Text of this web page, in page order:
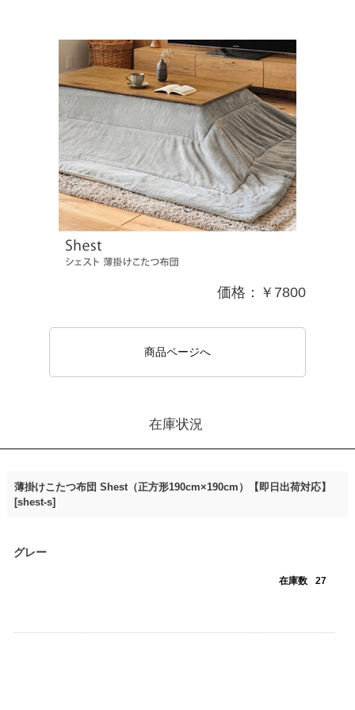
価格：￥7800
商品ページへ
在庫状況
薄掛けこたつ布団 Shest（正方形190cm×190cm）【即日出荷対応】
[shest-s]
グレー
在庫数 27